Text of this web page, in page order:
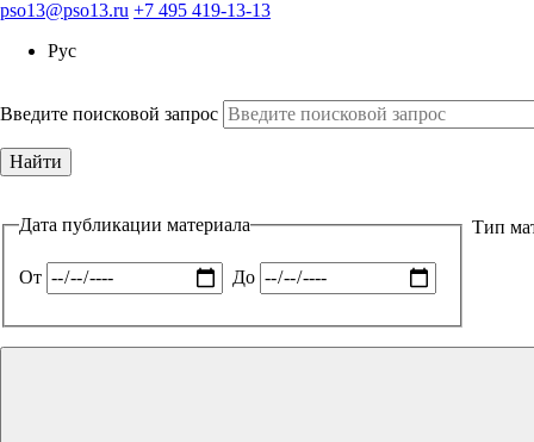
pso13@pso13.ru +7 495 419-13-13
Рус
Введите поисковой запрос
Дата публикации материала
От До
Тип